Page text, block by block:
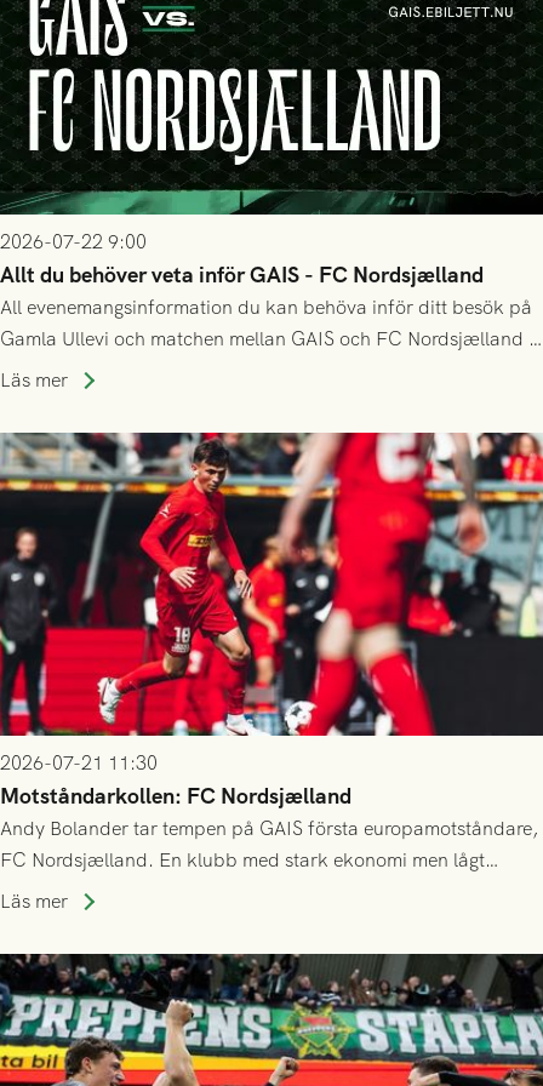
2026-07-22 9:00
Allt du behöver veta inför GAIS - FC Nordsjælland
All evenemangsinformation du kan behöva inför ditt besök på
Gamla Ullevi och matchen mellan GAIS och FC Nordsjælland i
kvalet till Conference League! Avspark kl 19.00 på torsdag
Läs mer
2026-07-21 11:30
Motståndarkollen: FC Nordsjælland
Andy Bolander tar tempen på GAIS första europamotståndare,
FC Nordsjælland. En klubb med stark ekonomi men lågt
publiksnitt, ett lag med både kollektiv styrka och individuell
Läs mer